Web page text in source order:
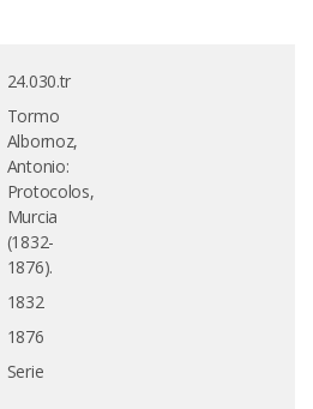
24.030.tr
Tormo
Albornoz,
Antonio:
Protocolos,
Murcia
(1832-
1876).
1832
1876
Serie